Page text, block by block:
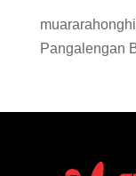
Pangalengan